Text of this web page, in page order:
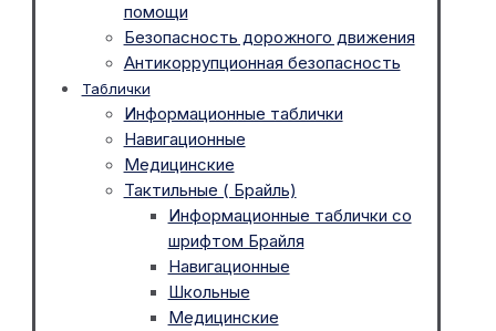
помощи
Безопасность дорожного движения
Антикоррупционная безопасность
Таблички
Информационные таблички
Навигационные
Медицинские
Тактильные ( Брайль)
Информационные таблички со
шрифтом Брайля
Навигационные
Школьные
Медицинские